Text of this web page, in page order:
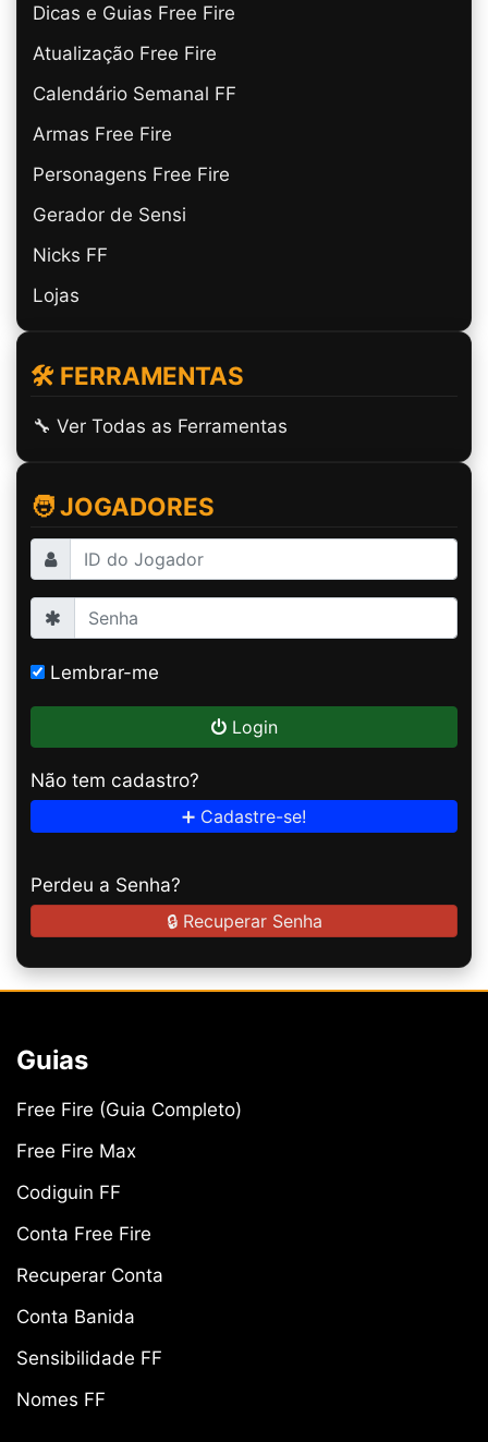
Dicas e Guias Free Fire
Atualização Free Fire
Calendário Semanal FF
Armas Free Fire
Personagens Free Fire
Gerador de Sensi
Nicks FF
Lojas
🛠️ FERRAMENTAS
🔧 Ver Todas as Ferramentas
🧑 JOGADORES
Lembrar-me
Login
Não tem cadastro?
➕ Cadastre-se!
Perdeu a Senha?
🔒 Recuperar Senha
Guias
Free Fire (Guia Completo)
Free Fire Max
Codiguin FF
Conta Free Fire
Recuperar Conta
Conta Banida
Sensibilidade FF
Nomes FF